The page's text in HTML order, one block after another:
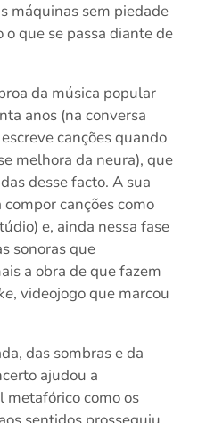
máquinas sem piedade
que se passa diante de
da música popular
anos (na conversa
canções quando
melhora da neura), que
desse facto. A sua
canções como
e, ainda nessa fase
sonoras que
a obra de que fazem
, videojogo que marcou
das sombras e da
ajudou a
como os